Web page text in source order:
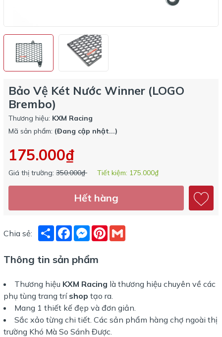
Bảo Vệ Két Nước Winner (LOGO
Brembo)
Thương hiệu: KXM Racing
Mã sản phẩm: (Đang cập nhật...)
175.000₫
Giá thị trường: 350.000₫ Tiết kiệm: 175.000₫
Hết hàng
Chia sẻ: ShareFacebookMessenger
Pinterest
Thông tin sản phẩm
Thương hiệu KXM Racing là thương hiệu chuyên về các
phụ tùng trang trí shop tạo ra.
Mang 1 thiết kế đẹp và đơn giản.
Sắc xảo từng chi tiết. Các sản phẩm hàng chợ ngoài thị
trường Khó Mà So Sánh Được.